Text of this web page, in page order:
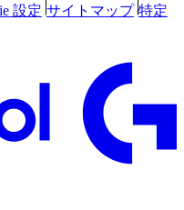
設定 サイトマップ 特定